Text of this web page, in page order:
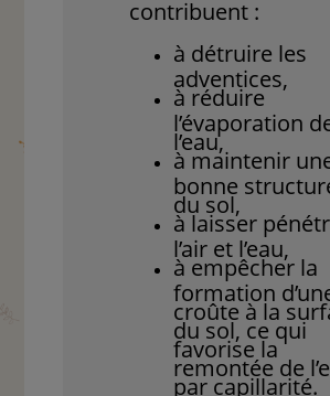
contribuent :
à détruire les
adventices,
à réduire
l’évaporation
l’eau,
à maintenir
bonne
du sol,
à laisser
l’air et l’eau,
à empêcher la
formation
croûte à la
du sol, ce qui
favorise la
remontée de
par capillarité.